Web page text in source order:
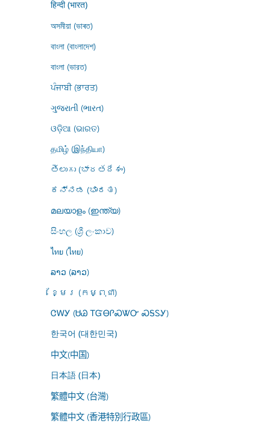
हिन्दी (भारत)
অসমীয়া (ভাৰত)
বাংলা (বাংলাদেশ)
বাংলা (ভারত)
ਪੰਜਾਬੀ (ਭਾਰਤ)
ગુજરાતી (ભારત)
ଓଡ଼ିଆ (ଭାରତ)
தமிழ் (இந்தியா)
తెలుగు (భారతదేశం)
ಕನ್ನಡ (ಭಾರತ)
മലയാളം (ഇന്ത്യ)
සිංහල (ශ්‍රී ලංකාව)
ไทย (ไทย)
ລາວ (ລາວ)
ខ្មែរ (កម្ពុជា)
ᏣᎳᎩ (ᏌᏊ ᎢᏳᎾᎵᏍᏔᏅ ᏍᎦᏚᎩ)
한국어 (대한민국)
中文(中国)
日本語 (日本)
繁體中文 (台灣)
繁體中文 (香港特別行政區)